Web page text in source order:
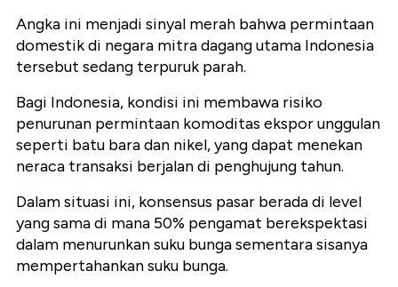
Angka ini menjadi sinyal merah bahwa permintaan
domestik di negara mitra dagang utama Indonesia
tersebut sedang terpuruk parah.
Bagi Indonesia, kondisi ini membawa risiko
penurunan permintaan komoditas ekspor unggulan
seperti batu bara dan nikel, yang dapat menekan
neraca transaksi berjalan di penghujung tahun.
Dalam situasi ini, konsensus pasar berada di level
yang sama di mana 50% pengamat berekspektasi
dalam menurunkan suku bunga sementara sisanya
mempertahankan suku bunga.